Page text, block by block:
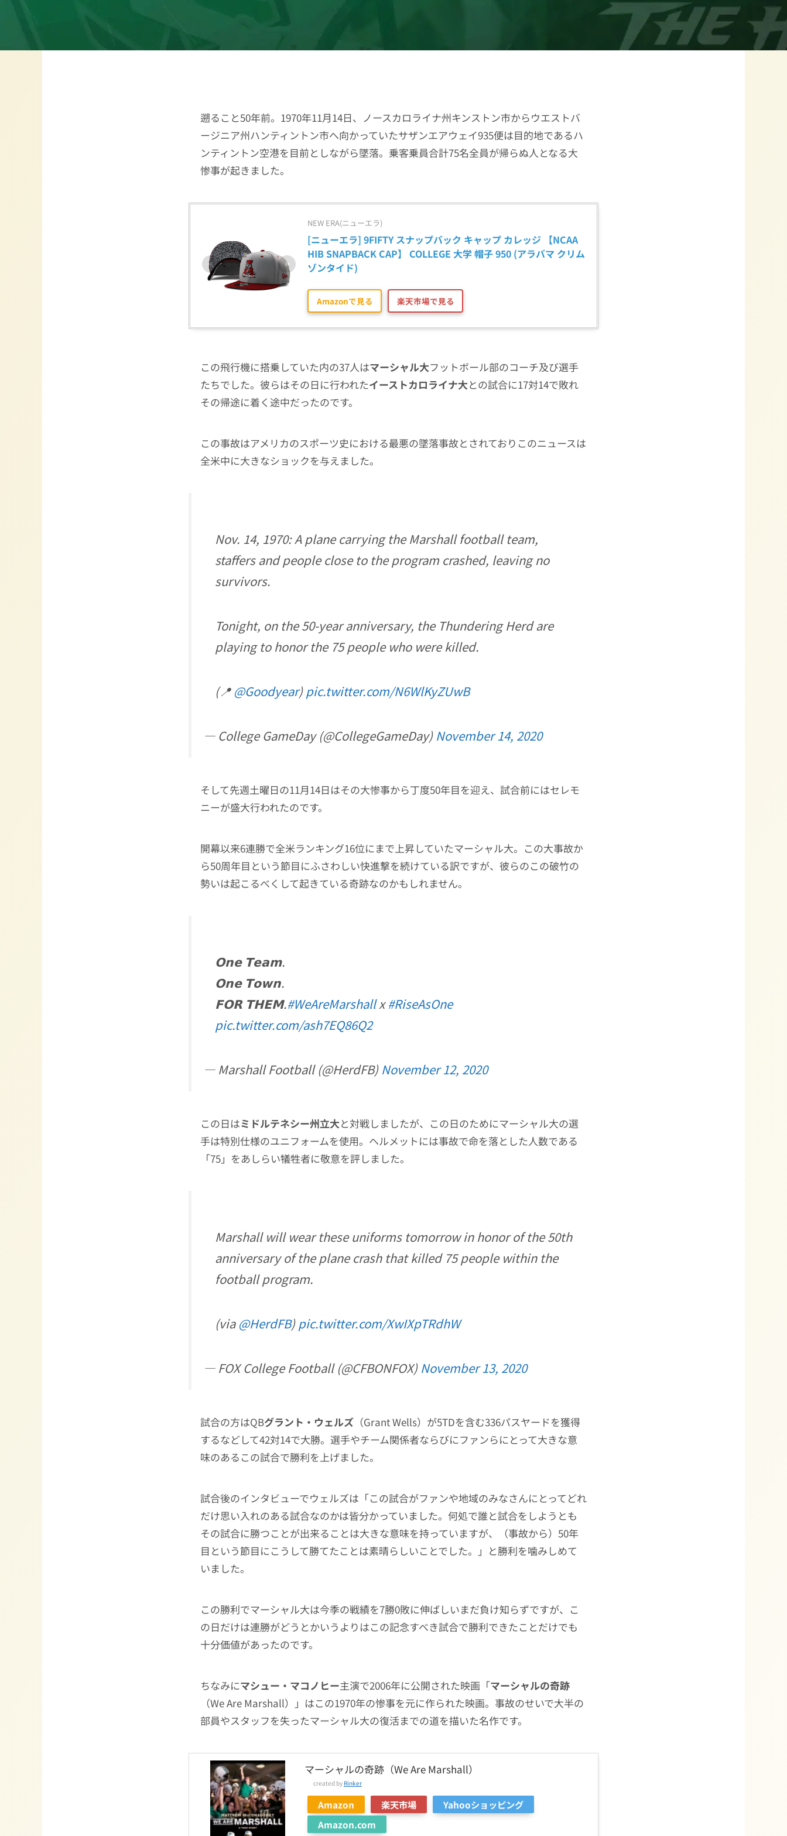
遡ること50年前。1970年11月14日、ノースカロライナ州キンストン市からウエストバ
ージニア州ハンティントン市へ向かっていたサザンエアウェイ935便は目的地であるハ
ンティントン空港を目前としながら墜落。乗客乗員合計75名全員が帰らぬ人となる大
惨事が起きました。
NEW ERA(ニューエラ)
[ニューエラ] 9FIFTY スナップバック キャップ カレッジ 【NCAA
HIB SNAPBACK CAP】 COLLEGE 大学 帽子 950 (アラバマ クリム
ゾンタイド)
Amazonで見る 楽天市場で見る
この飛行機に搭乗していた内の37人はマーシャル大フットボール部のコーチ及び選手
たちでした。彼らはその日に行われたイーストカロライナ大との試合に17対14で敗れ
その帰途に着く途中だったのです。
この事故はアメリカのスポーツ史における最悪の墜落事故とされておりこのニュースは
全米中に大きなショックを与えました。
Nov. 14, 1970: A plane carrying the Marshall football team,
staffers and people close to the program crashed, leaving no
survivors.
Tonight, on the 50-year anniversary, the Thundering Herd are
playing to honor the 75 people who were killed.
(📍 @Goodyear) pic.twitter.com/N6WlKyZUwB
— College GameDay (@CollegeGameDay) November 14, 2020
そして先週土曜日の11月14日はその大惨事から丁度50年目を迎え、試合前にはセレモ
ニーが盛大行われたのです。
開幕以来6連勝で全米ランキング16位にまで上昇していたマーシャル大。この大事故か
ら50周年目という節目にふさわしい快進撃を続けている訳ですが、彼らのこの破竹の
勢いは起こるべくして起きている奇跡なのかもしれません。
𝗢𝗻𝗲 𝗧𝗲𝗮𝗺.
𝗢𝗻𝗲 𝗧𝗼𝘄𝗻.
𝗙𝗢𝗥 𝗧𝗛𝗘𝗠.#WeAreMarshallx#RiseAsOne
pic.twitter.com/ash7EQ86Q2
— Marshall Football (@HerdFB) November 12, 2020
この日はミドルテネシー州立大と対戦しましたが、この日のためにマーシャル大の選
手は特別仕様のユニフォームを使用。ヘルメットには事故で命を落とした人数である
「75」をあしらい犠牲者に敬意を評しました。
Marshall will wear these uniforms tomorrow in honor of the 50th
anniversary of the plane crash that killed 75 people within the
football program.
(via @HerdFB) pic.twitter.com/XwIXpTRdhW
— FOX College Football (@CFBONFOX) November 13, 2020
試合の方はQBグラント・ウェルズ （Grant Wells）が5TDを含む336パスヤードを獲得
するなどして42対14で大勝。選手やチーム関係者ならびにファンらにとって大きな意
味のあるこの試合で勝利を上げました。
試合後のインタビューでウェルズは「この試合がファンや地域のみなさんにとってどれ
だけ思い入れのある試合なのかは皆分かっていました。何処で誰と試合をしようとも
その試合に勝つことが出来ることは大きな意味を持っていますが、（事故から）50年
目という節目にこうして勝てたことは素晴らしいことでした。」と勝利を噛みしめて
いました。
この勝利でマーシャル大は今季の戦績を7勝0敗に伸ばしいまだ負け知らずですが、こ
の日だけは連勝がどうとかいうよりはこの記念すべき試合で勝利できたことだけでも
十分価値があったのです。
ちなみにマシュー・マコノヒー主演で2006年に公開された映画「マーシャルの奇跡
（We Are Marshall）」はこの1970年の惨事を元に作られた映画。事故のせいで大半の
部員やスタッフを失ったマーシャル大の復活までの道を描いた名作です。
マーシャルの奇跡（We Are Marshall）
created by Rinker
Amazon 楽天市場
Yahooショッピング
Amazon.com